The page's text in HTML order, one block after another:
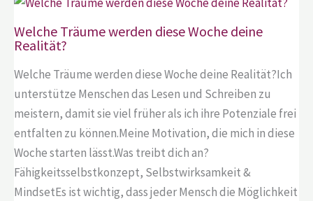
Welche Träume werden diese Woche deine
Realität?
Welche Träume werden diese Woche deine Realität?Ich
unterstütze Menschen das Lesen und Schreiben zu
meistern, damit sie viel früher als ich ihre Potenziale frei
entfalten zu können.Meine Motivation, die mich in diese
Woche starten lässt.Was treibt dich an?
Fähigkeitsselbstkonzept, Selbstwirksamkeit &
MindsetEs ist wichtig, dass jeder Mensch die Möglichkeit